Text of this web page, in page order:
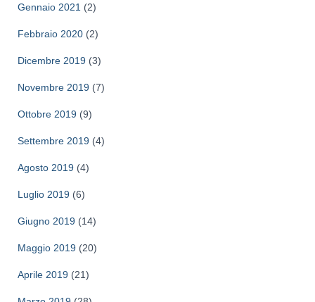
Gennaio 2021 (2)
Febbraio 2020 (2)
Dicembre 2019 (3)
Novembre 2019 (7)
Ottobre 2019 (9)
Settembre 2019 (4)
Agosto 2019 (4)
Luglio 2019 (6)
Giugno 2019 (14)
Maggio 2019 (20)
Aprile 2019 (21)